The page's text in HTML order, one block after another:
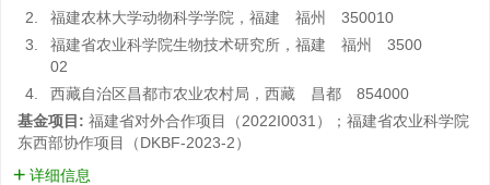
2.
福建农林大学动物科学学院，福建 福州 350010
3.
福建省农业科学院生物技术研究所，福建 福州 3500
02
4.
西藏自治区昌都市农业农村局，西藏 昌都 854000
基金项目: 福建省对外合作项目（2022I0031）；福建省农业科学院
东西部协作项目（DKBF-2023-2）
详细信息